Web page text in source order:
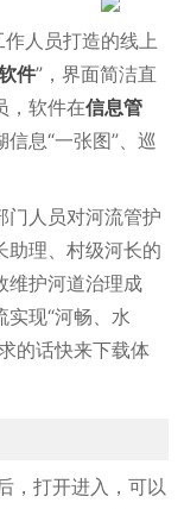
人员打造的线上
件”，界面简洁直
，软件在信息管
息“一张图”、巡
门人员对河流管护
助理、村级河长的
维护河道治理成
现“河畅、水
的话快来下载体
，打开进入，可以